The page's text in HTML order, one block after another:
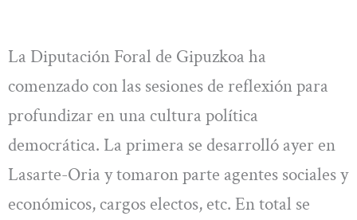
La Diputación Foral de Gipuzkoa ha
comenzado con las sesiones de reflexión para
profundizar en una cultura política
democrática. La primera se desarrolló ayer en
Lasarte-Oria y tomaron parte agentes sociales y
económicos, cargos electos, etc. En total se